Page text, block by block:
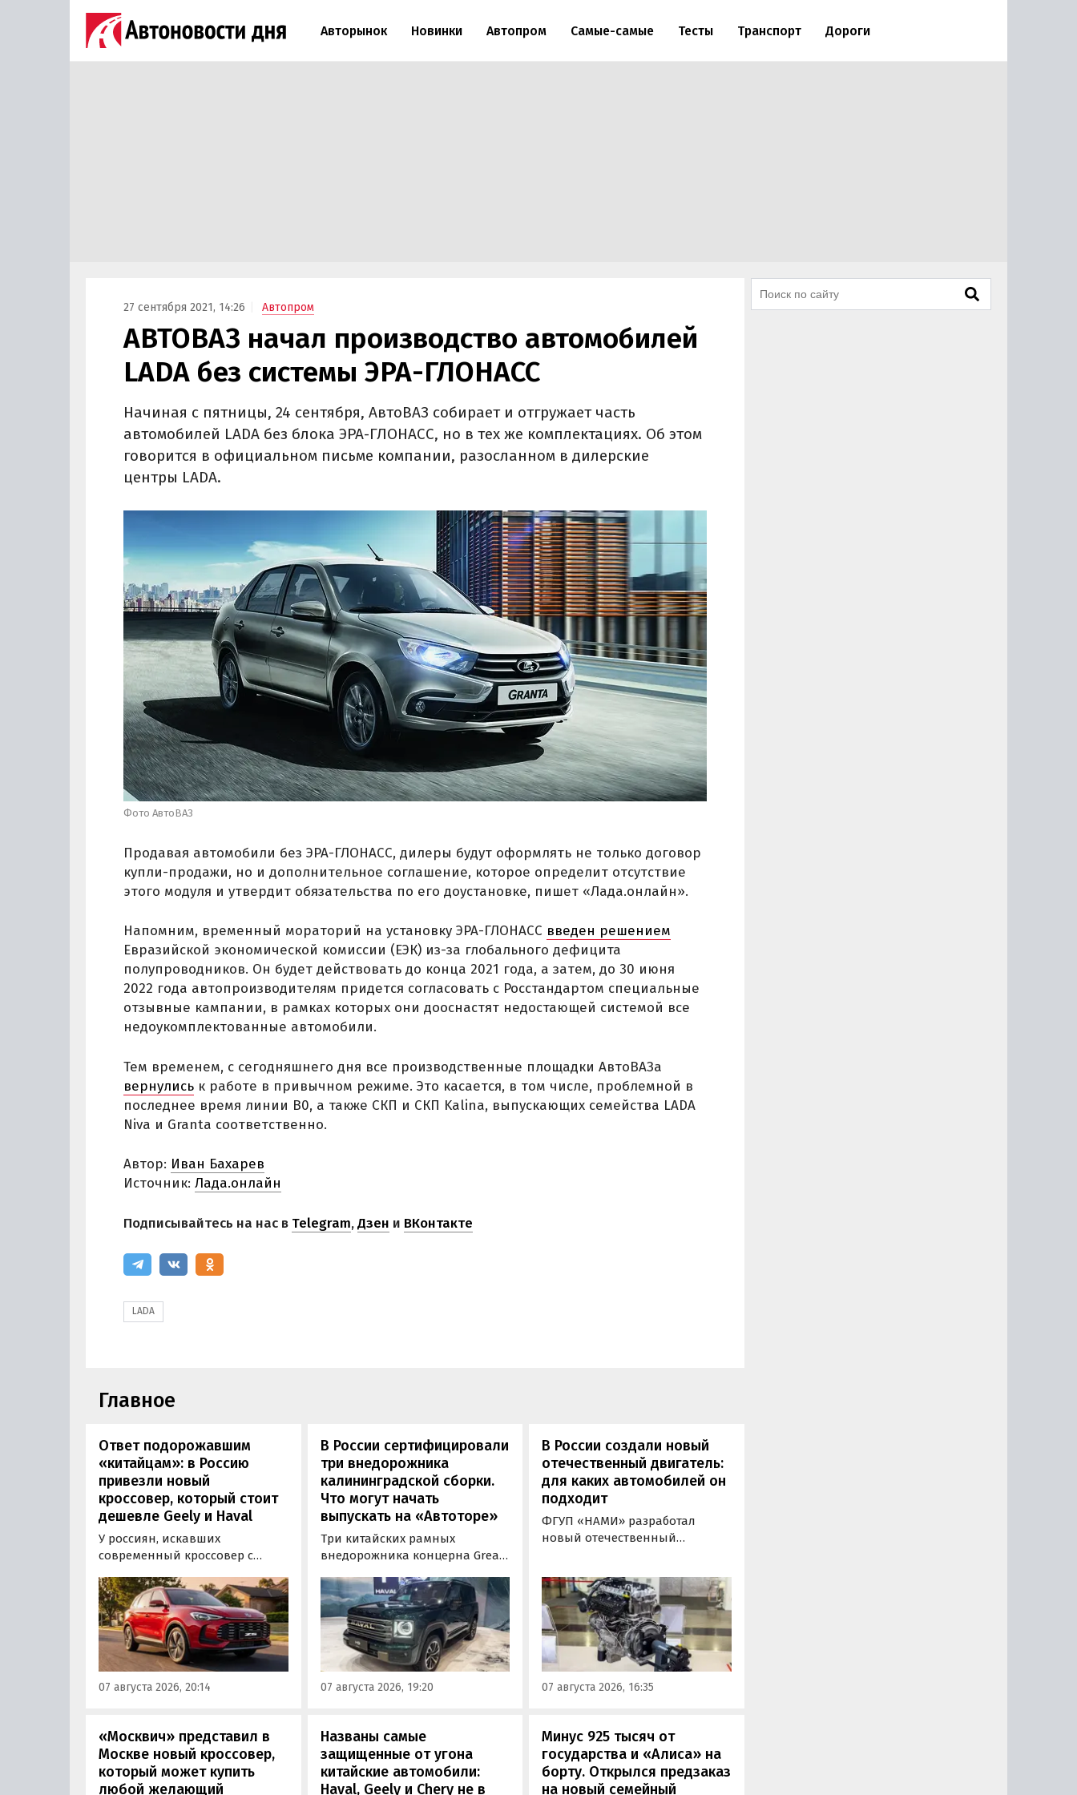
Авторынок Новинки Автопром Самые-самые Тесты Транспорт Дороги
27 сентября 2021, 14:26 Автопром
АВТОВАЗ начал производство автомобилей
LADA без системы ЭРА-ГЛОНАСС
Начиная с пятницы, 24 сентября, АвтоВАЗ собирает и отгружает часть
автомобилей LADA без блока ЭРА-ГЛОНАСС, но в тех же комплектациях. Об этом
говорится в официальном письме компании, разосланном в дилерские
центры LADA.
Фото АвтоВАЗ
Продавая автомобили без ЭРА-ГЛОНАСС, дилеры будут оформлять не только договор
купли-продажи, но и дополнительное соглашение, которое определит отсутствие
этого модуля и утвердит обязательства по его доустановке, пишет «Лада.онлайн».
Напомним, временный мораторий на установку ЭРА-ГЛОНАСС введен решением
Евразийской экономической комиссии (ЕЭК) из-за глобального дефицита
полупроводников. Он будет действовать до конца 2021 года, а затем, до 30 июня
2022 года автопроизводителям придется согласовать с Росстандартом специальные
отзывные кампании, в рамках которых они дооснастят недостающей системой все
недоукомплектованные автомобили.
Тем временем, с сегодняшнего дня все производственные площадки АвтоВАЗа
вернулись к работе в привычном режиме. Это касается, в том числе, проблемной в
последнее время линии B0, а также СКП и СКП Kalina, выпускающих семейства LADA
Niva и Granta соответственно.
Автор: Иван Бахарев
Источник: Лада.онлайн
Подписывайтесь на нас в Telegram,Дзен и ВКонтакте
LADA
Главное
Ответ подорожавшим
«китайцам»: в Россию
привезли новый
кроссовер, который стоит
дешевле Geely и Haval
У россиян, искавших
современный кроссовер с
доступной цене, теперь есть
еще один вариант с китайского
рынка — MG ZS. В Китае он
стоит от 900 000 рублей по
текущему курсу, а в РФ с учетом
всех расходов за него нужно
отдать минимум 1 500 000
07 августа 2026, 20:14
В России сертифицировали
три внедорожника
калининградской сборки.
Что могут начать
выпускать на «Автоторе»
Три китайских рамных
внедорожника концерна Great
калининградском заводе
«Автотор». Речь о Haval H9,
Tank 400 и Tank 500, которые
успешно прошли
сертификацию и получили
Одобрения типа
транспортного средства (ОТТС).
07 августа 2026, 19:20
В России создали новый
отечественный двигатель:
для каких автомобилей он
подходит
ФГУП «НАМИ» разработал
новый отечественный
получивший индекс 414320.
Корреспонденту
«Автоновостей дня» удалось
лично ознакомиться с
новинкой на выставке
«Иннопром» в Екатеринбурге.
07 августа 2026, 16:35
«Москвич» представил в
Москве новый кроссовер,
который может купить
любой желающий
Названы самые
защищенные от угона
китайские автомобили:
Haval, Geely и Chery не в
Минус 925 тысяч от
государства и «Алиса» на
борту. Открылся предзаказ
на новый семейный